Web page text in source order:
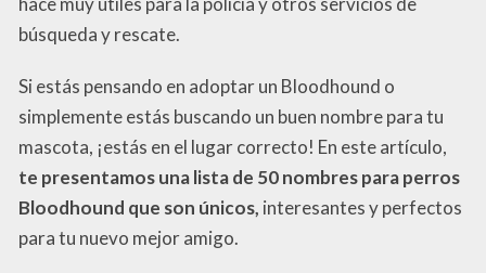
búsqueda y rescate.
Si estás pensando en adoptar un Bloodhound o
simplemente estás buscando un buen nombre para tu
mascota, ¡estás en el lugar correcto! En este artículo,
te presentamos una lista de 50 nombres para perros
Bloodhound que son únicos, interesantes y perfectos
para tu nuevo mejor amigo.